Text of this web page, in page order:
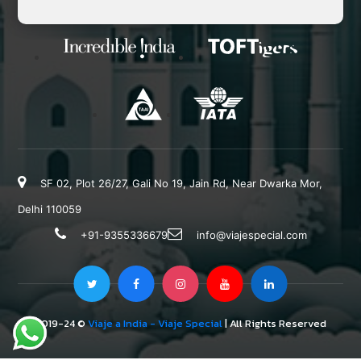
SF 02, Plot 26/27, Gali No 19, Jain Rd, Near Dwarka Mor,
Delhi 110059
+91-9355336679
info@viajespecial.com
2019-24 ©Viaje a India - Viaje Special| All Rights Reserved